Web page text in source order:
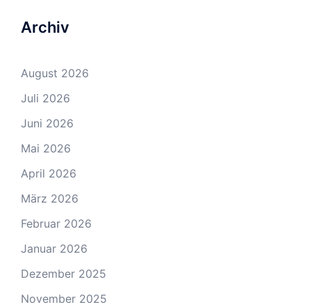
Archiv
August 2026
Juli 2026
Juni 2026
Mai 2026
April 2026
März 2026
Februar 2026
Januar 2026
Dezember 2025
November 2025